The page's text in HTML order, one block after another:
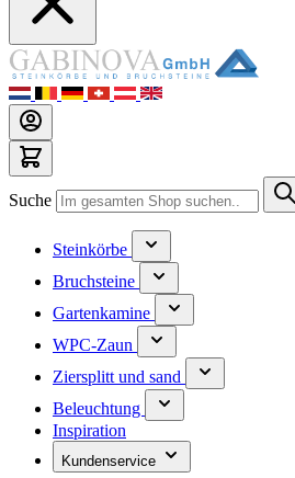
Suche
Steinkörbe
Bruchsteine
Gartenkamine
WPC-Zaun
Ziersplitt und sand
Beleuchtung
Inspiration
Kundenservice